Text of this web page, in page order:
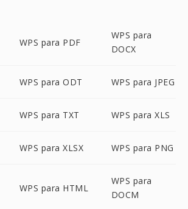
WPS para PDF
WPS para
DOCX
WPS para ODT WPS para JPEG
WPS para TXT WPS para XLS
WPS para XLSX WPS para PNG
WPS para HTML
WPS para
DOCM